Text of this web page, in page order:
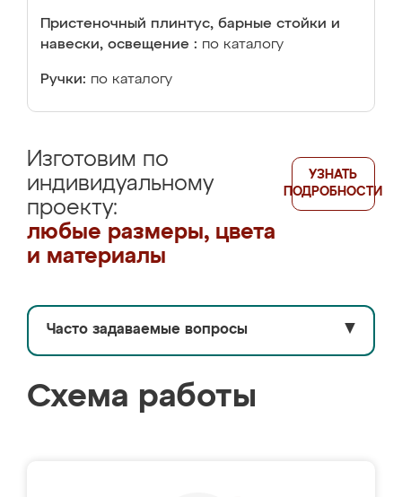
Пристеночный плинтус, барные стойки и
навески, освещение : по каталогу
Ручки: по каталогу
Изготовим по
индивидуальному
проекту:
любые размеры, цвета
и материалы
УЗНАТЬ
ПОДРОБНОСТИ
Часто задаваемые вопросы ▼
Схема работы